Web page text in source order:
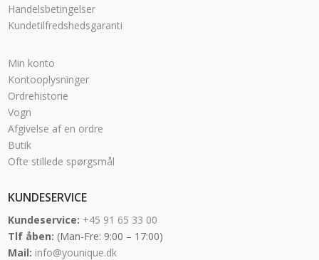
Handelsbetingelser
Kundetilfredshedsgaranti
Min konto
Kontooplysninger
Ordrehistorie
Vogn
Afgivelse af en ordre
Butik
Ofte stillede spørgsmål
KUNDESERVICE
Kundeservice: +45 91 65 33 00
Tlf åben: (Man-Fre: 9:00 – 17:00)
Mail: info@younique.dk